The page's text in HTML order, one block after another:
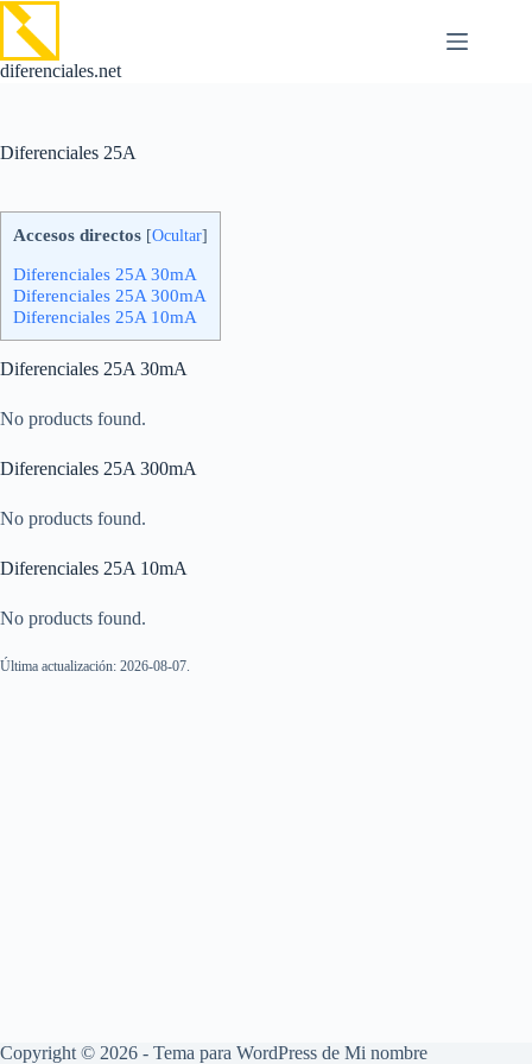
Saltar
contenido
diferenciales.net
Diferenciales 25A
Accesos directos [Ocultar]
Diferenciales 25A 30mA
Diferenciales 25A 300mA
Diferenciales 25A 10mA
Diferenciales 25A 30mA
No products found.
Diferenciales 25A 300mA
No products found.
Diferenciales 25A 10mA
No products found.
Última actualización: 2026-08-07.
Copyright © 2026 - Tema para WordPress de Mi nombre